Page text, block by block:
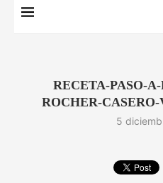
RECETA-PASO-
ROCHER-
5